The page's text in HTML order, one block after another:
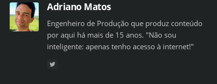
Adriano Matos
Engenheiro de Produção que produz conteúdo
por aqui há mais de 15 anos. "Não sou
inteligente: apenas tenho acesso à internet!"